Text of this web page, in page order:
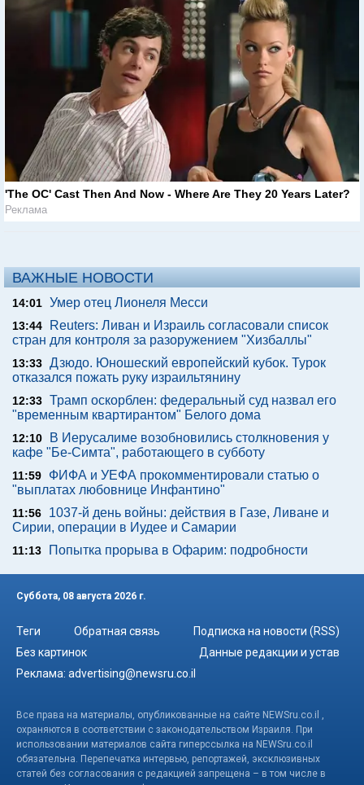
'The OC' Cast Then And Now - Where Are They 20 Years Later?
Реклама
ВАЖНЫЕ НОВОСТИ
14:01 Умер отец Лионеля Месси
13:44
Reuters: Ливан и Израиль согласовали список
стран для контроля за разоружением "Хизбаллы"
13:33 Дзюдо. Юношеский европейский кубок. Турок
отказался пожать руку израильтянину
12:33 Трамп оскорблен: федеральный суд назвал его
"временным квартирантом" Белого дома
12:10
В Иерусалиме возобновились столкновения у
кафе "Бе-Симта", работающего в субботу
11:59
ФИФА и УЕФА прокомментировали статью о
"выплатах любовнице Инфантино"
11:56
1037-й день войны: действия в Газе, Ливане и
Сирии, операции в Иудее и Самарии
11:13 Попытка прорыва в Офарим: подробности
Суббота, 08 августа 2026 г.
Теги Обратная связь
Подписка на новости (RSS)
Без картинок
Данные редакции и устав
Реклама: advertising@newsru.co.il
Все права на материалы, опубликованные на сайте NEWSru.co.il ,
охраняются в соответствии с законодательством Израиля. При
использовании материалов сайта гиперссылка на NEWSru.co.il
обязательна. Перепечатка интервью, репортажей, эксклюзивных
статей без согласования с редакцией запрещена – в том числе в